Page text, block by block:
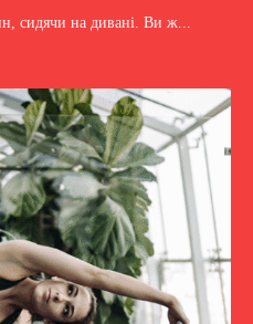
сидячи на дивані. Ви ж...